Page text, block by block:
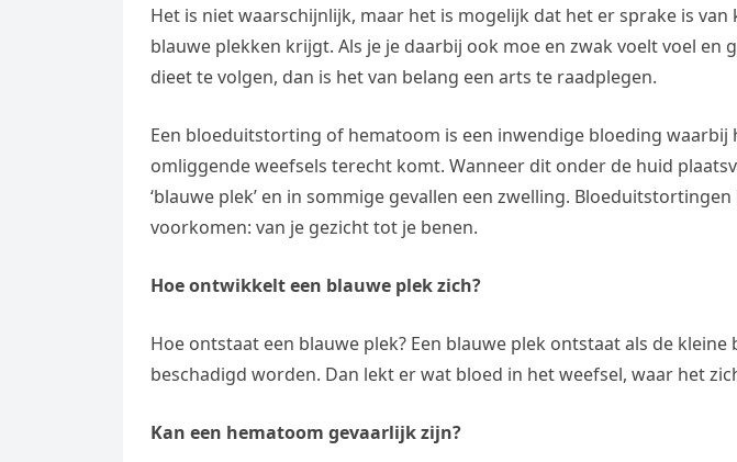
Het is niet waarschijnlijk, maar het is mogelijk dat het er sprake is van
blauwe plekken krijgt. Als je je daarbij ook moe en zwak voelt voel en
dieet te volgen, dan is het van belang een arts te raadplegen.
Een bloeduitstorting of hematoom is een inwendige bloeding waarbij
omliggende weefsels terecht komt. Wanneer dit onder de huid
‘blauwe plek’ en in sommige gevallen een zwelling.
voorkomen: van je gezicht tot je benen.
Hoe ontwikkelt een blauwe plek zich?
Hoe ontstaat een blauwe plek? Een blauwe plek ontstaat als de kleine
beschadigd worden. Dan lekt er wat bloed in het weefsel, waar het
Kan een hematoom gevaarlijk zijn?